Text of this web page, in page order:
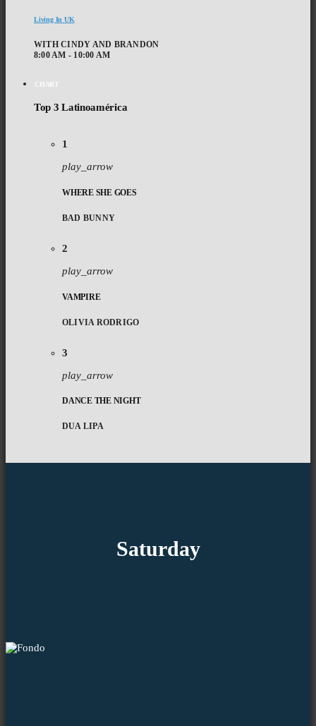
Living In UK
WITH CINDY AND BRANDON
8:00 AM - 10:00 AM
CHART
Top 3 Latinoamérica
1
play_arrow
WHERE SHE GOES
BAD BUNNY
2
play_arrow
VAMPIRE
OLIVIA RODRIGO
3
play_arrow
DANCE THE NIGHT
DUA LIPA
Saturday